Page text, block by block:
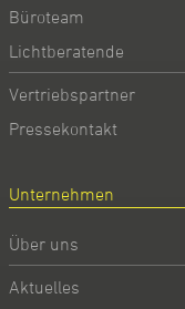
Büroteam
Lichtberatende
Vertriebspartner
Pressekontakt
Unternehmen
Über uns
Aktuelles